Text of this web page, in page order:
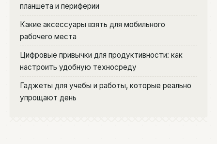
планшета и периферии
Какие аксессуары взять для мобильного
рабочего места
Цифровые привычки для продуктивности: как
настроить удобную техносреду
Гаджеты для учебы и работы, которые реально
упрощают день